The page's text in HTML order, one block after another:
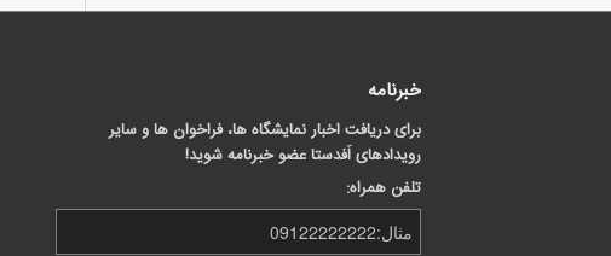
خبرنامه
برای دریافت اخبار نمایشگاه ها، فراخوان ها و سایر
رویدادهای اَفدستا عضو خبرنامه شوید!
تلفن همراه: